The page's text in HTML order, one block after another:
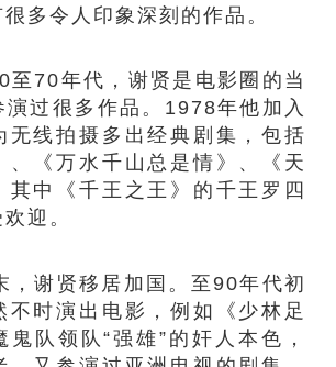
多令人印象深刻的作品。
70年代，谢贤是电影圈的当
演过很多作品。1978年他加入
无线拍摄多出经典剧集，包括
、《万水千山总是情》、《天
其中《千王之王》的千王罗四
迎。
谢贤移居加国。至90年代初
不时演出电影，例如《少林足
队领队“强雄”的奸人本色，